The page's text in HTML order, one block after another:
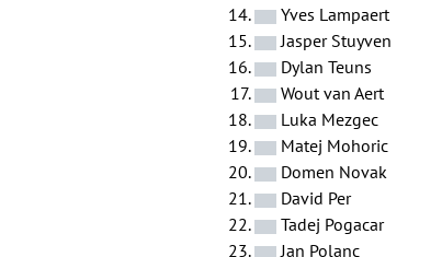
Yves Lampaert
Jasper Stuyven
Dylan Teuns
Wout van Aert
Luka Mezgec
Matej Mohoric
Domen Novak
David Per
Tadej Pogacar
Jan Polanc